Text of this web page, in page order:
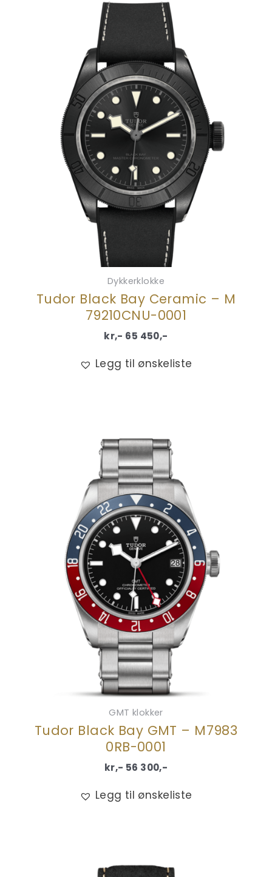
Dykkerklokke
Tudor Black Bay Ceramic – M
79210CNU-0001
kr,- 65 450,-
Legg til ønskeliste
GMT klokker
Tudor Black Bay GMT – M7983
0RB-0001
kr,- 56 300,-
Legg til ønskeliste